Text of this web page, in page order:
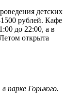
детских
рублей. Кафе
до 22:00, а в
открыта
парке Горького.